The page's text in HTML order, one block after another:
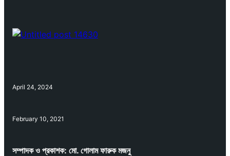
April 24, 2024
February 10, 2021
সম্পাদক ও প্রকাশক: মো. গোলাম ফারুক মজনু